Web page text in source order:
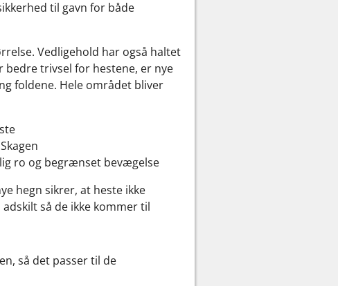
til gavn for både
Vedligehold har også haltet
trivsel for hestene, er nye
foldene. Hele området bliver
ro og begrænset bevægelse
hegn sikrer, at heste ikke
så de ikke kommer til
så det passer til de